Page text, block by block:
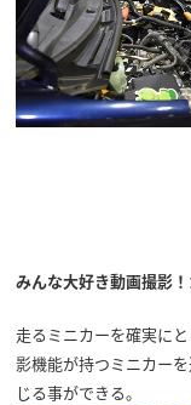
みんな大好き動画撮影
走るミニカーを確実に
影機能が持つミニカー
じる事ができる。